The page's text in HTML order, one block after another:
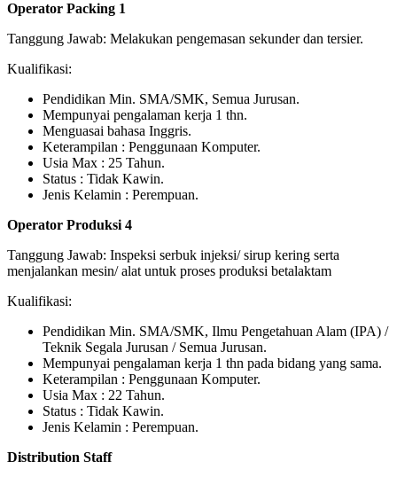
Operator Packing 1
Tanggung Jawab: Melakukan pengemasan sekunder dan tersier.
Kualifikasi:
Pendidikan Min. SMA/SMK, Semua Jurusan.
Mempunyai pengalaman kerja 1 thn.
Menguasai bahasa Inggris.
Keterampilan : Penggunaan Komputer.
Usia Max : 25 Tahun.
Status : Tidak Kawin.
Jenis Kelamin : Perempuan.
Operator Produksi 4
Tanggung Jawab: Inspeksi serbuk injeksi/ sirup kering serta
menjalankan mesin/ alat untuk proses produksi betalaktam
Kualifikasi:
Pendidikan Min. SMA/SMK, Ilmu Pengetahuan Alam (IPA) /
Teknik Segala Jurusan / Semua Jurusan.
Mempunyai pengalaman kerja 1 thn pada bidang yang sama.
Keterampilan : Penggunaan Komputer.
Usia Max : 22 Tahun.
Status : Tidak Kawin.
Jenis Kelamin : Perempuan.
Distribution Staff